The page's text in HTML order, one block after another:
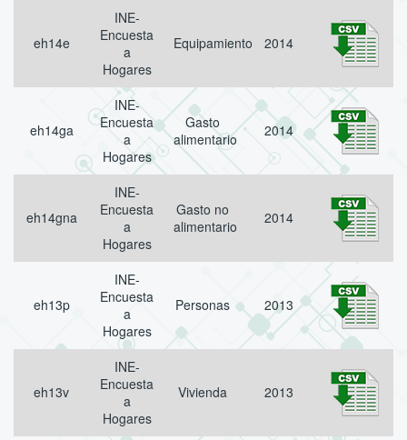
eh14e
INE-
Encuesta
a
Hogares
Equipamiento 2014
eh14ga
INE-
Encuesta
a
Hogares
Gasto
alimentario
2014
eh14gna
INE-
Encuesta
a
Hogares
Gasto no
alimentario
2014
eh13p
INE-
Encuesta
a
Hogares
Personas 2013
eh13v
INE-
Encuesta
a
Hogares
Vivienda 2013